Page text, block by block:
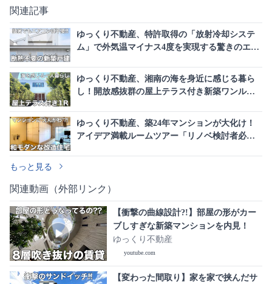
関連記事
ゆっくり不動産、特許取得の「放射冷却システ
ム」で外気温マイナス4度を実現する驚きのエコ
ゆっくり不動産、湘南の海を身近に感じる暮ら
し！開放感抜群の屋上テラス付き新築ワンルー
ゆっくり不動産、築24年マンションが大化け！
アイデア満載ルームツアー「リノベ検討者必
もっと見る
関連動画（外部リンク）
【衝撃の曲線設計?!】部屋の形がカー
ブしすぎな新築マンションを内見！
ゆっくり不動産
youtube.com
【変わった間取り】家を家で挟んだサ